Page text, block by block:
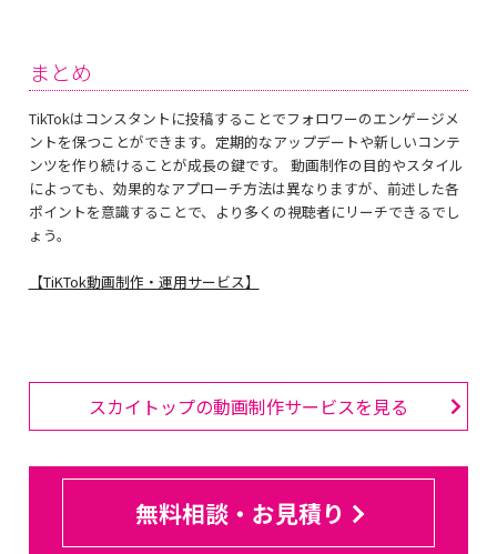
まとめ
TikTokはコンスタントに投稿することでフォロワーのエンゲージメ
ントを保つことができます。定期的なアップデートや新しいコンテ
ンツを作り続けることが成長の鍵です。 動画制作の目的やスタイル
によっても、効果的なアプローチ方法は異なりますが、前述した各
ポイントを意識することで、より多くの視聴者にリーチできるでし
ょう。
【TiKTok動画制作・運用サービス】
スカイトップの動画制作サービスを見る
無料相談・お見積り